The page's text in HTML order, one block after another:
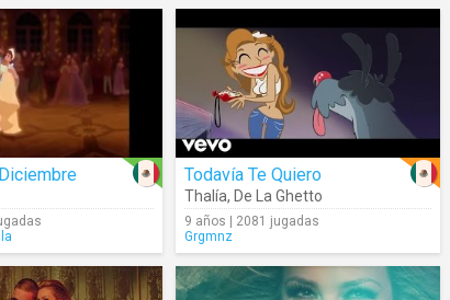
Todavía Te Quiero
Thalía, De La Ghetto
9 años | 2081 jugadas
Grgmnz